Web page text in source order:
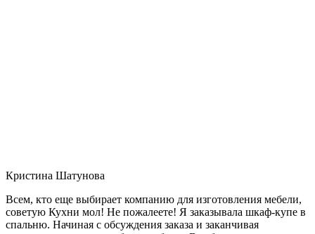
Кристина Шатунова
Всем, кто еще выбирает компанию для изготовления мебели,
советую Кухни мол! Не пожалеете! Я заказывала шкаф-купе в
спальню. Начиная с обсуждения заказа и заканчивая